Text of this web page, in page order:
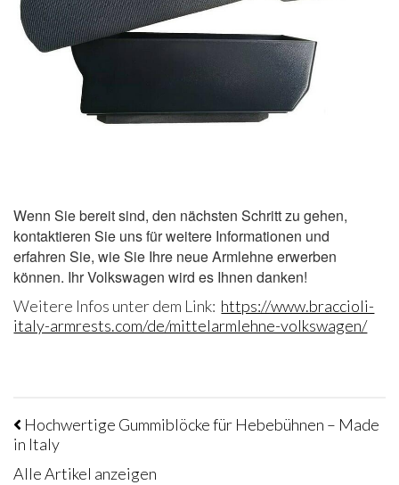
Wenn Sie bereit sind, den nächsten Schritt zu gehen,
kontaktieren Sie uns für weitere Informationen und
erfahren Sie, wie Sie Ihre neue Armlehne erwerben
können. Ihr Volkswagen wird es Ihnen danken!
Weitere Infos unter dem Link: https://www.braccioli-
italy-armrests.com/de/mittelarmlehne-volkswagen/
Hochwertige Gummiblöcke für Hebebühnen – Made
in Italy
Alle Artikel anzeigen